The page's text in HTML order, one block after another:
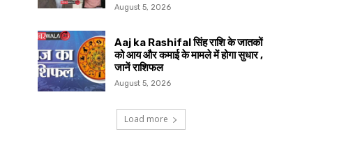
August 5, 2026
Aaj ka Rashifal सिंह राशि के जातकों
को आय और कमाई के मामले में होगा सुधार ,
जानें राशिफल
August 5, 2026
Load more